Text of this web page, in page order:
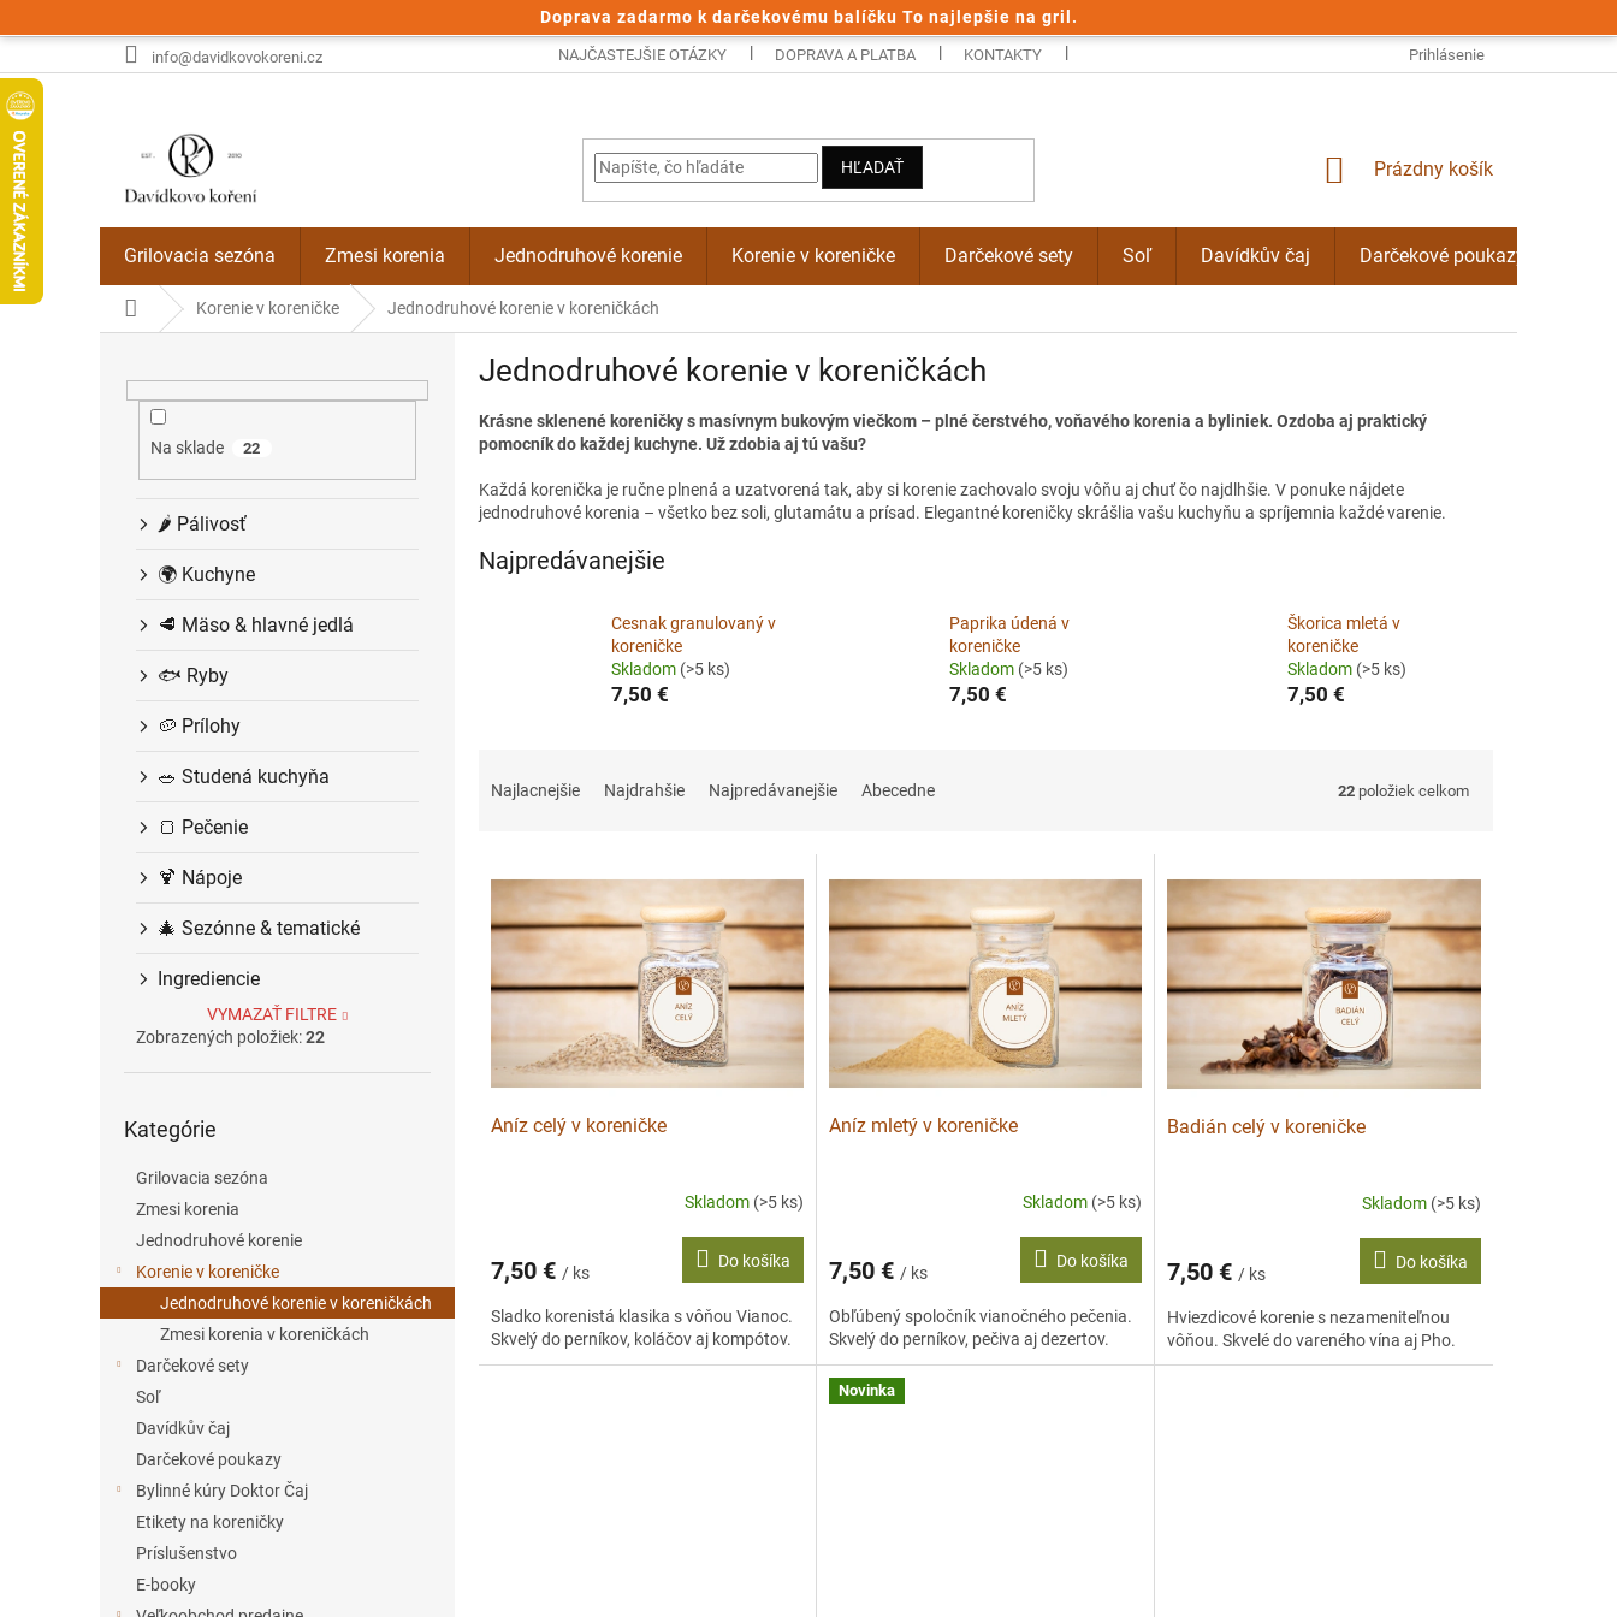
Doprava zadarmo k darčekovému balíčku To najlepšie na gril.
na
info@davidkovokoreni.cz NAJČASTEJŠIE OTÁZKY DOPRAVA A PLATBA KONTAKTY PODMIENKY OCHRANY OSOBNÝCH
Prihlásenie
HĽADAŤ
NÁKUPNÝ
Prázdny košík
Grilovacia sezóna Zmesi korenia Jednodruhové korenie Korenie v koreničke Darčekové sety Soľ Davídkův čaj Darčekové poukazy
DomovKorenie v koreničke Jednodruhové korenie v koreničkách
Na sklade 22
🌶️ Pálivosť
🌍 Kuchyne
🥩 Mäso & hlavné jedlá
🐟 Ryby
🥔 Prílohy
🥗 Studená kuchyňa
🍞 Pečenie
🍹 Nápoje
🎄 Sezónne & tematické
Ingrediencie
VYMAZAŤ FILTRE
Zobrazených položiek:22
kategórie
Kategórie
Grilovacia sezóna
Zmesi korenia
Jednodruhové korenie
Korenie v koreničke
Jednodruhové korenie v koreničkách
Zmesi korenia v koreničkách
Darčekové sety
Soľ
Davídkův čaj
Darčekové poukazy
Bylinné kúry Doktor Čaj
Etikety na koreničky
Príslušenstvo
E-booky
Jednodruhové korenie v koreničkách
Krásne sklenené koreničky s masívnym bukovým viečkom – plné čerstvého, voňavého korenia a byliniek. Ozdoba aj praktický
pomocník do každej kuchyne. Už zdobia aj tú vašu?
Každá korenička je ručne plnená a uzatvorená tak, aby si korenie zachovalo svoju vôňu aj chuť čo najdlhšie. V ponuke nájdete
jednodruhové korenia – všetko bez soli, glutamátu a prísad. Elegantné koreničky skrášlia vašu kuchyňu a spríjemnia každé varenie.
Najpredávanejšie
Cesnak granulovaný v
koreničke
Skladom (>5 ks)
7,50 €
Paprika údená v
koreničke
Skladom (>5 ks)
7,50 €
Škorica mletá v
koreničke
Skladom (>5 ks)
7,50 €
Najlacnejšie Najdrahšie Najpredávanejšie Abecedne 22 položiek celkom
Aníz celý v koreničke
Skladom (>5 ks)
7,50 € / ks
Do košíka
Sladko korenistá klasika s vôňou Vianoc.
Skvelý do perníkov, koláčov aj kompótov.
Aníz mletý v koreničke
Skladom (>5 ks)
7,50 € / ks
Do košíka
Obľúbený spoločník vianočného pečenia.
Skvelý do perníkov, pečiva aj dezertov.
Badián celý v koreničke
Skladom (>5 ks)
7,50 € / ks
Do košíka
Hviezdicové korenie s nezameniteľnou
vôňou. Skvelé do vareného vína aj Pho.
Novinka